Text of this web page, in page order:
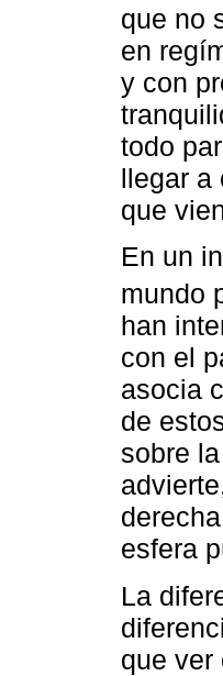
que no
en
y con
todo
llegar a
que
En un
mundo
han
con el
asocia
de
sobre
esfera
La
que ver